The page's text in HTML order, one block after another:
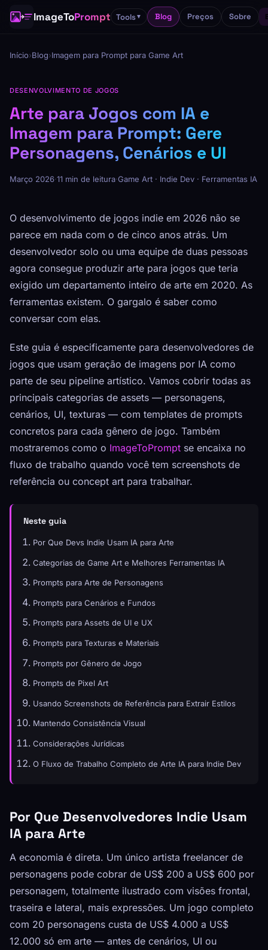
ImageToPrompt Tools▼ Blog Preços Sobre
Início›Blog›Imagem para Prompt para Game Art
DESENVOLVIMENTO DE JOGOS
Arte para Jogos com IA e
Imagem para Prompt: Gere
Personagens, Cenários e UI
Março 2026·11 min de leitura·Game Art · Indie Dev · Ferramentas IA
O desenvolvimento de jogos indie em 2026 não se
parece em nada com o de cinco anos atrás. Um
desenvolvedor solo ou uma equipe de duas pessoas
agora consegue produzir arte para jogos que teria
exigido um departamento inteiro de arte em 2020. As
ferramentas existem. O gargalo é saber como
conversar com elas.
Este guia é especificamente para desenvolvedores de
jogos que usam geração de imagens por IA como
parte de seu pipeline artístico. Vamos cobrir todas as
principais categorias de assets — personagens,
cenários, UI, texturas — com templates de prompts
concretos para cada gênero de jogo. Também
mostraremos como o ImageToPrompt se encaixa no
fluxo de trabalho quando você tem screenshots de
referência ou concept art para trabalhar.
Neste guia
Por Que Devs Indie Usam IA para Arte
Categorias de Game Art e Melhores Ferramentas IA
Prompts para Arte de Personagens
Prompts para Cenários e Fundos
Prompts para Assets de UI e UX
Prompts para Texturas e Materiais
Prompts por Gênero de Jogo
Prompts de Pixel Art
Usando Screenshots de Referência para Extrair Estilos
Mantendo Consistência Visual
Considerações Jurídicas
O Fluxo de Trabalho Completo de Arte IA para Indie Dev
Por Que Desenvolvedores Indie Usam
IA para Arte
A economia é direta. Um único artista freelancer de
personagens pode cobrar de US$ 200 a US$ 600 por
personagem, totalmente ilustrado com visões frontal,
traseira e lateral, mais expressões. Um jogo completo
com 20 personagens custa de US$ 4.000 a US$
12.000 só em arte — antes de cenários, UI ou